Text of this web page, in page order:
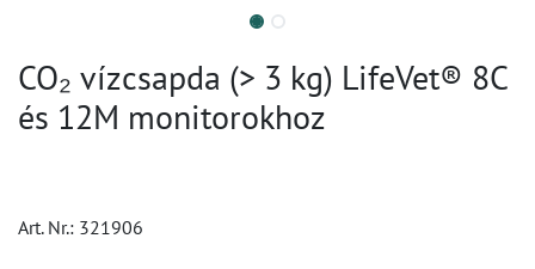
CO₂ vízcsapda (> 3 kg) LifeVet® 8C
és 12M monitorokhoz
Art. Nr.: 321906